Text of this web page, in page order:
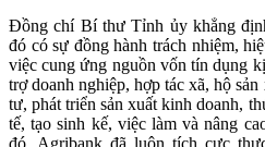
Đồng chí Bí thư Tỉnh ủy khẳng
đó có sự đồng hành trách nhiệm,
việc cung ứng nguồn vốn tín dụng
trợ doanh nghiệp, hợp tác xã, hộ
tư, phát triển sản xuất kinh doanh,
tế, tạo sinh kế, việc làm và nâng